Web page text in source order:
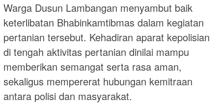
Warga Dusun Lambangan menyambut baik
keterlibatan Bhabinkamtibmas dalam kegiatan
pertanian tersebut. Kehadiran aparat kepolisian
di tengah aktivitas pertanian dinilai mampu
memberikan semangat serta rasa aman,
sekaligus mempererat hubungan kemitraan
antara polisi dan masyarakat.